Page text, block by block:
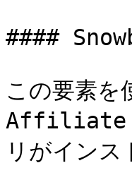
####
この要素
Affiliate
リがイン